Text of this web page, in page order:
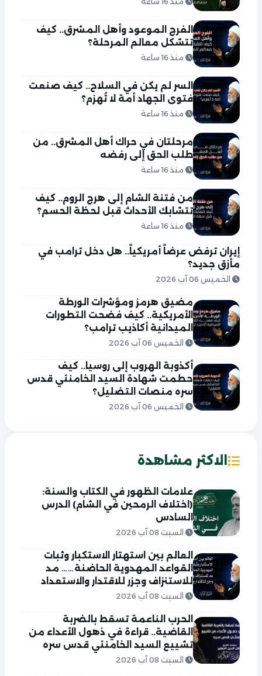
الفرج الموعود وأهل المشرق.. كيف
تتشكل معالم المرحلة؟
منذ 16 ساعة
السر لم يكن في السلاح.. كيف صنعت
فتوى الجهاد أمة لا تُهزم؟
منذ 16 ساعة
مرحلتان في حراك أهل المشرق.. من
طلب الحق إلى رفضه
منذ 16 ساعة
من فتنة الشام إلى هرج الروم.. كيف
تتشابك الأحداث قبل لحظة الحسم؟
منذ 16 ساعة
إيران ترفض عرضاً أمريكياً.. هل دخل ترامب في
مأزق جديد؟
الخميس 06 آب 2026
مضيق هرمز ومؤشرات الورطة
الأمريكية.. كيف فضحت التطورات
الميدانية أكاذيب ترامب؟
الخميس 06 آب 2026
أكذوبة الهروب إلى روسيا.. كيف
حطمت شهادة السيد الخامنئي قدس
سره منصات التضليل؟
الخميس 06 آب 2026
الاكثر مشاهدة
علامات الظهور في الكتاب والسنة:
(اختلاف الرمحين في الشام) الدرس
السادس
السبت 08 آب 2026
العالم بين استهتار الاستكبار وثبات
القواعد المهدوية الحاضنة…… مد
للاستنزاف وجزر للاقتدار والاستعداد
السبت 08 آب 2026
الحرب الناعمة تسقط بالضربة
القاضية.. قراءة في ذهول الأعداء من
تشييع السيد الخامنئي قدس سره
السبت 08 آب 2026